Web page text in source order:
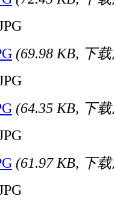
(69.98 KB, 下
(64.35 KB, 下
(61.97 KB, 下